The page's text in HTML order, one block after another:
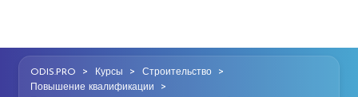
ODIS.PRO > Курсы > Строительство >
Повышение квалификации >